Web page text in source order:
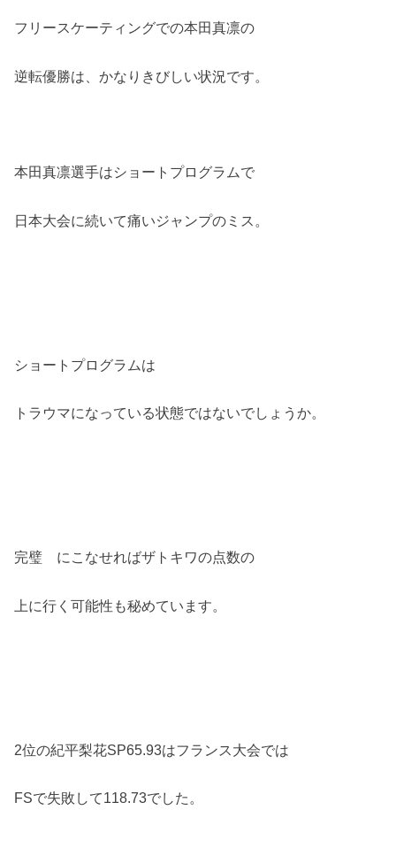
フリースケーティングでの本田真凛の
逆転優勝は、かなりきびしい状況です。
本田真凛選手はショートプログラムで
日本大会に続いて痛いジャンプのミス。
ショートプログラムは
トラウマになっている状態ではないでしょうか。
完璧 にこなせればザトキワの点数の
上に行く可能性も秘めています。
2位の紀平梨花SP65.93はフランス大会では
FSで失敗して118.73でした。